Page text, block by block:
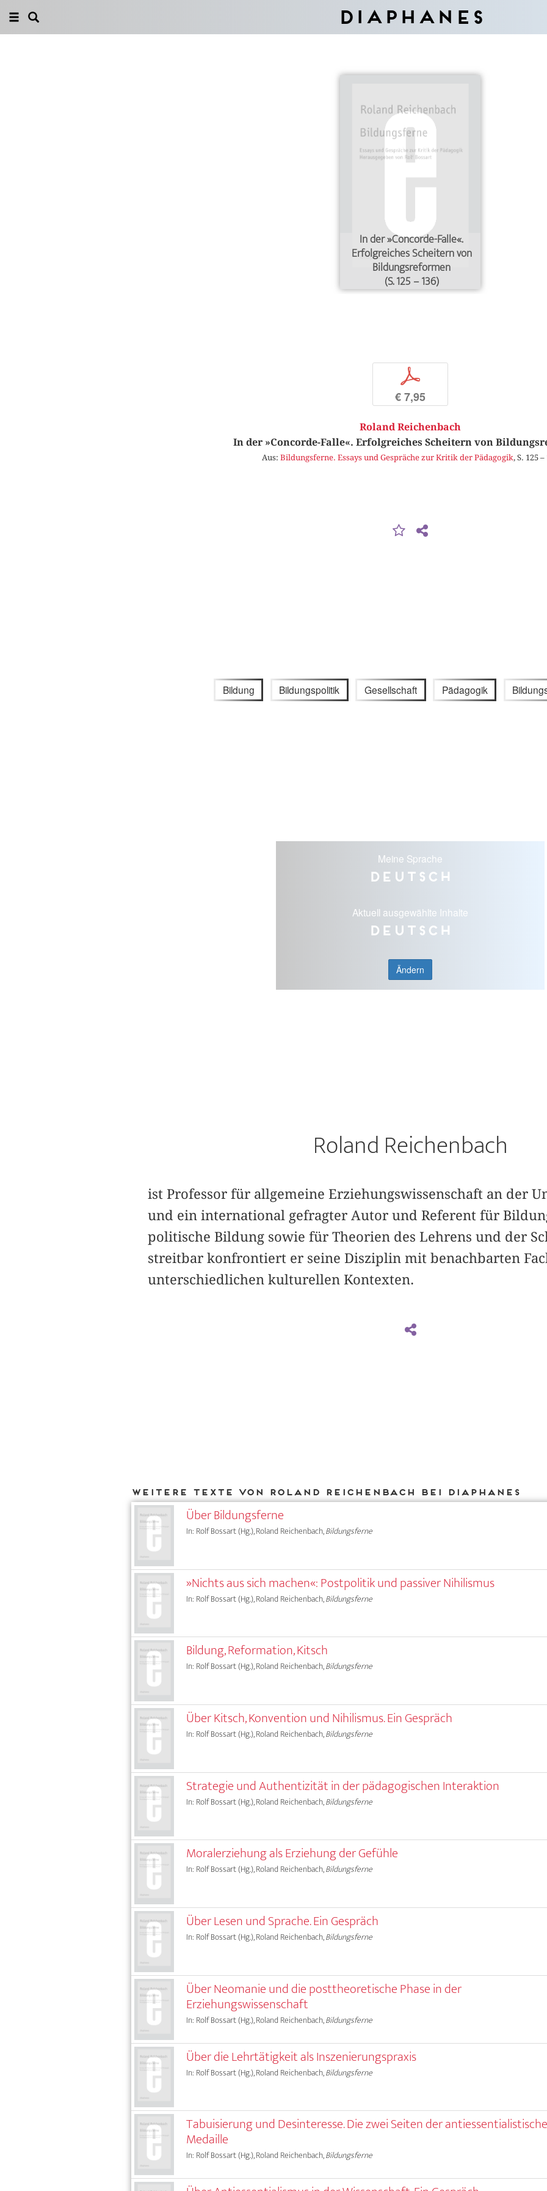
Diaphanes
In der »Concorde-Falle«.
Erfolgreiches Scheitern von
Bildungsreformen
(S. 125 – 136)
p
€ 7,95
Roland Reichenbach
In der »Concorde-Falle«. Erfolgreiches Scheitern von
Aus: Bildungsferne. Essays und Gespräche zur Kritik der Pädagogik, S. 125 –
Bildung Bildungspolitik Gesellschaft Pädagogik
Meine Sprache
Deutsch
Aktuell ausgewählte Inhalte
Deutsch
Ändern
Roland Reichenbach
ist Professor für allgemeine Erziehungswissenschaft an der
und ein international gefragter Autor und Referent für
politische Bildung sowie für Theorien des Lehrens und der
streitbar konfrontiert er seine Disziplin mit benachbarten
unterschiedlichen kulturellen Kontexten.
Weitere Texte von Roland Reichenbach bei DIAPHANES
Über Bildungsferne
In: Rolf Bossart (Hg.), Roland Reichenbach,Bildungsferne
»Nichts aus sich machen«: Postpolitik und passiver Nihilismus
In: Rolf Bossart (Hg.), Roland Reichenbach,Bildungsferne
Bildung, Reformation, Kitsch
In: Rolf Bossart (Hg.), Roland Reichenbach,Bildungsferne
Über Kitsch, Konvention und Nihilismus. Ein Gespräch
In: Rolf Bossart (Hg.), Roland Reichenbach,Bildungsferne
Strategie und Authentizität in der pädagogischen Interaktion
In: Rolf Bossart (Hg.), Roland Reichenbach,Bildungsferne
Moralerziehung als Erziehung der Gefühle
In: Rolf Bossart (Hg.), Roland Reichenbach,Bildungsferne
Über Lesen und Sprache. Ein Gespräch
In: Rolf Bossart (Hg.), Roland Reichenbach,Bildungsferne
Über Neomanie und die posttheoretische Phase in der
Erziehungswissenschaft
In: Rolf Bossart (Hg.), Roland Reichenbach,Bildungsferne
Über die Lehrtätigkeit als Inszenierungspraxis
In: Rolf Bossart (Hg.), Roland Reichenbach,Bildungsferne
Tabuisierung und Desinteresse. Die zwei Seiten der
Medaille
In: Rolf Bossart (Hg.), Roland Reichenbach,Bildungsferne